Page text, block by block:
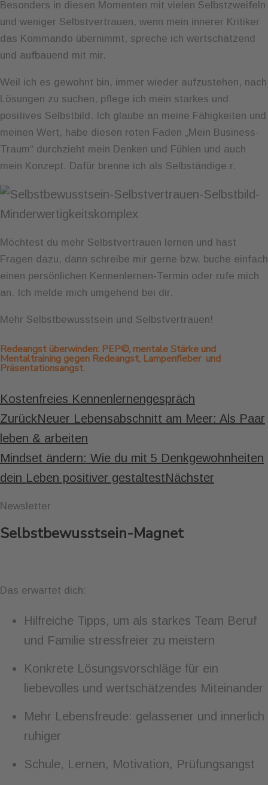
Besonders in diesen Momenten mit vielen Selbstzweifeln
und weniger Selbstvertrauen, wenn mein innerer Kritiker
das Kommando übernimmt, spreche ich wertschätzend
und aufbauend mit mir.
Weil ich es gewohnt bin, immer wieder aufzustehen, nach
Lösungen zu suchen, pflege ich mein starkes und
positives Selbstbild. Ich glaube an meine Fähigkeiten und
meinen Wert, habe diesen roten Faden „Mein Business-
Traum“ durchzieht mein Denken und Fühlen und auch
mein Konzept. Dafür brenne ich als Selbständige:r.
Möchtest du mehr Selbstvertrauen lernen und hast
Fragen dazu, dann schreibe mir gerne bzw. buche einfach
einen persönlichen Kennenlernen-Termin oder rufe mich
an. Ich melde mich umgehend bei dir.
Mehr Selbstbewusstsein und Selbstvertrauen!
Redeangst überwinden: PEP©, mentale Stärke und
Mentaltraining gegen Redeangst, Lampenfieber und
Präsentationsangst.
Kostenfreies Kennenlernengespräch
ZurückNeuer Lebensabschnitt am Meer: Als Paar
leben & arbeiten
Mindset ändern: Wie du mit 5 Denkgewohnheiten
dein Leben positiver gestaltestNächster
Newsletter
Selbstbewusstsein-Magnet
Das erwartet dich:
Hilfreiche Tipps, um als starkes Team Beruf
und Familie stressfreier zu meistern
Konkrete Lösungsvorschläge für ein
liebevolles und wertschätzendes Miteinander
Mehr Lebensfreude: gelassener und innerlich
ruhiger
Schule, Lernen, Motivation, Prüfungsangst